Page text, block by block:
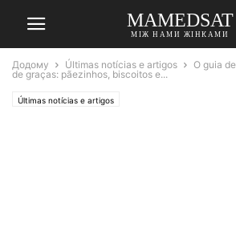
MAMEDSAT
МІЖ НАМИ ЖІНКАМИ
Додому Últimas notícias e artigos
O guia
de graças: pãezinhos, biscoitos e...
Últimas notícias e artigos